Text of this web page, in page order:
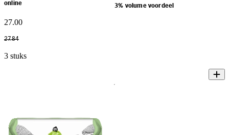
online 3% volume voordeel
27.00
27.84
3 stuks